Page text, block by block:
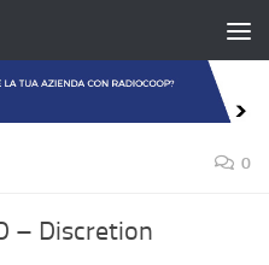
0
– Discretion